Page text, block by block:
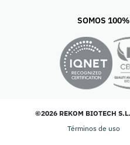
SOMOS
©2026 REKOM BIOTECH S.L.
Términos de uso